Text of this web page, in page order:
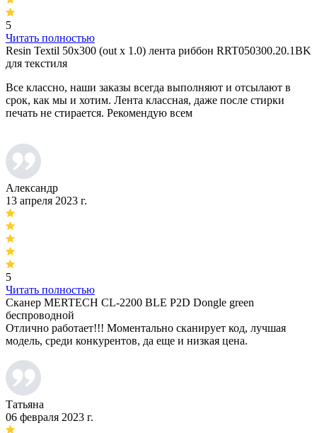
5
Читать полностью
Resin Textil 50x300 (out x 1.0) лента риббон RRT050300.20.1BK
для текстиля
Все классно, наши заказы всегда выполняют и отсылают в
срок, как мы и хотим. Лента классная, даже после стирки
печать не стирается. Рекомендую всем
Александр
13 апреля 2023 г.
5
Читать полностью
Сканер MERTECH CL-2200 BLE P2D Dongle green
беспроводной
Отлично работает!!! Моментально сканирует код, лучшая
модель, среди конкурентов, да еще и низкая цена.
Татьяна
06 февраля 2023 г.